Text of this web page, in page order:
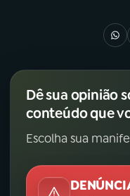
Dê sua opinião
conteúdo que
Escolha sua